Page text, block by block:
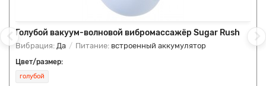
Голубой вакуум-волновой вибромассажёр Sugar Rush
Вибрация: Да Питание: встроенный аккумулятор
Цвет/размер:
голубой